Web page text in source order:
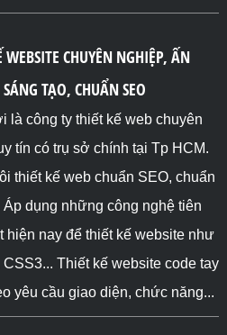
WEBSITE CHUYÊN NGHIỆP, ẤN
TẠO, CHUẨN SEO
là công ty thiết kế web chuyên
tín có trụ sở chính tại Tp HCM.
thiết kế web chuẩn SEO, chuẩn
Áp dụng những công nghệ tiên
hiện nay để thiết kế website như
CSS3... Thiết kế website code tay
yêu cầu giao diện, chức năng...